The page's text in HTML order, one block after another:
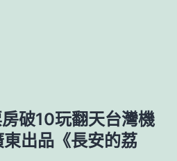
破10玩翻天台灣機
出品《長安的荔